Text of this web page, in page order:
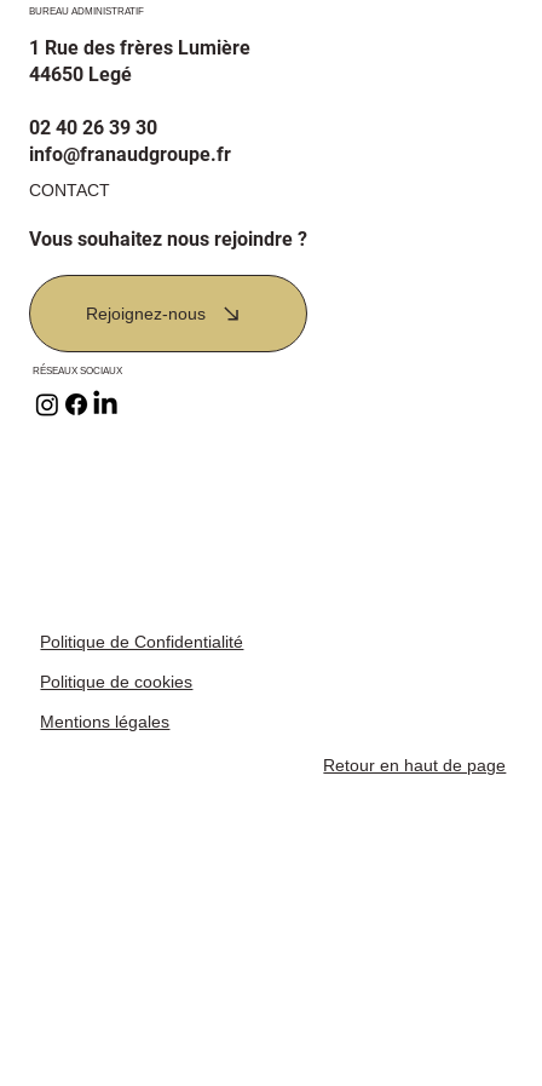
BUREAU ADMINISTRATIF
1 Rue des frères Lumière
44650 Legé
02 40 26 39 30
info@franaudgroupe.fr
CONTACT
Vous souhaitez nous rejoindre ?
Rejoignez-nous
RÉSEAUX SOCIAUX
Politique de Confidentialité
Politique de cookies
Mentions légales
Retour en haut de page